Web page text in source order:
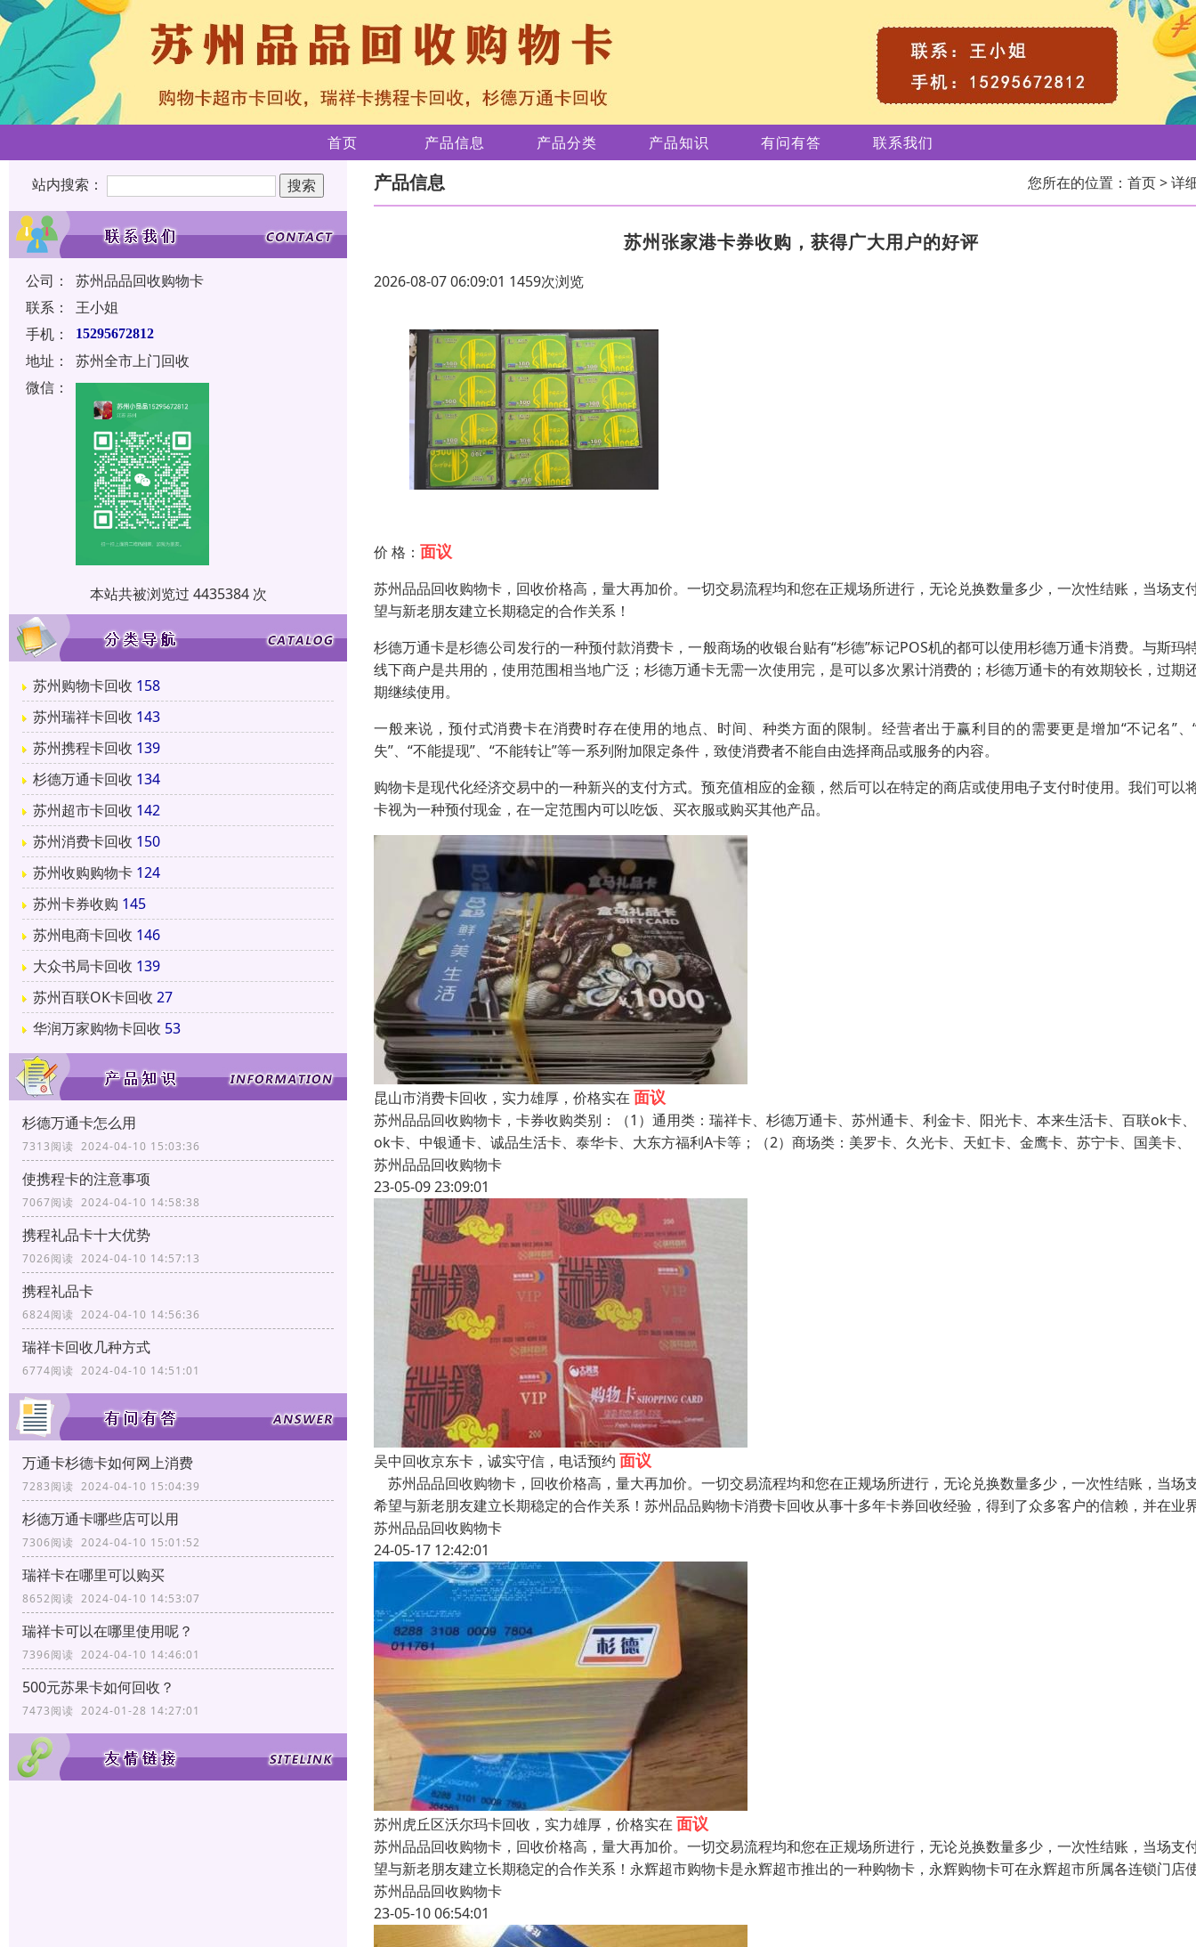
首页 产品信息 产品分类 产品知识 有问有答 联系我们
站内搜索：
公司：
苏州品品回收购物卡
联系：
王小姐
手机：
15295672812
地址：
苏州全市上门回收
微信：
本站共被浏览过 4435384 次
苏州购物卡回收 158
苏州瑞祥卡回收 143
苏州携程卡回收 139
杉德万通卡回收 134
苏州超市卡回收 142
苏州消费卡回收 150
苏州收购购物卡 124
苏州卡券收购 145
苏州电商卡回收 146
大众书局卡回收 139
苏州百联OK卡回收 27
华润万家购物卡回收 53
杉德万通卡怎么用
7313阅读 2024-04-10 15:03:36
使携程卡的注意事项
7067阅读 2024-04-10 14:58:38
携程礼品卡十大优势
7026阅读 2024-04-10 14:57:13
携程礼品卡
6824阅读 2024-04-10 14:56:36
瑞祥卡回收几种方式
6774阅读 2024-04-10 14:51:01
万通卡杉德卡如何网上消费
7283阅读 2024-04-10 15:04:39
杉德万通卡哪些店可以用
7306阅读 2024-04-10 15:01:52
瑞祥卡在哪里可以购买
8652阅读 2024-04-10 14:53:07
瑞祥卡可以在哪里使用呢？
7396阅读 2024-04-10 14:46:01
500元苏果卡如何回收？
7473阅读 2024-01-28 14:27:01
产品信息 您所在的位置： 首页> 详
苏州张家港卡券收购，获得广大用户的好评
2026-08-07 06:09:01 1459次浏览
价 格： 面议
苏州品品回收购物卡，回收价格高，量大再加价。一切交易流程均和您在正规场所进行，无论兑换数量多少，一次性结账，当场支
望与新老朋友建立长期稳定的合作关系！
杉德万通卡是杉德公司发行的一种预付款消费卡，一般商场的收银台贴有“杉德”标记POS机的都可以使用杉德万通卡消费。与斯玛
线下商户是共用的，使用范围相当地广泛；杉德万通卡无需一次使用完，是可以多次累计消费的；杉德万通卡的有效期较长，过期
期继续使用。
一般来说，预付式消费卡在消费时存在使用的地点、时间、种类方面的限制。经营者出于赢利目的的需要更是增加“不记名”、
失”、“不能提现”、“不能转让”等一系列附加限定条件，致使消费者不能自由选择商品或服务的内容。
购物卡是现代化经济交易中的一种新兴的支付方式。预充值相应的金额，然后可以在特定的商店或使用电子支付时使用。我们可以
卡视为一种预付现金，在一定范围内可以吃饭、买衣服或购买其他产品。
昆山市消费卡回收，实力雄厚，价格实在 面议
苏州品品回收购物卡，卡券收购类别：（1）通用类：瑞祥卡、杉德万通卡、苏州通卡、利金卡、阳光卡、本来生活卡、百联ok卡
ok卡、中银通卡、诚品生活卡、泰华卡、大东方福利A卡等；（2）商场类：美罗卡、久光卡、天虹卡、金鹰卡、苏宁卡、国美卡、
苏州品品回收购物卡
23-05-09 23:09:01
吴中回收京东卡，诚实守信，电话预约 面议
苏州品品回收购物卡，回收价格高，量大再加价。一切交易流程均和您在正规场所进行，无论兑换数量多少，一次性结账，当场
希望与新老朋友建立长期稳定的合作关系！苏州品品购物卡消费卡回收从事十多年卡券回收经验，得到了众多客户的信赖，并在业
苏州品品回收购物卡
24-05-17 12:42:01
苏州虎丘区沃尔玛卡回收，实力雄厚，价格实在 面议
苏州品品回收购物卡，回收价格高，量大再加价。一切交易流程均和您在正规场所进行，无论兑换数量多少，一次性结账，当场支
望与新老朋友建立长期稳定的合作关系！永辉超市购物卡是永辉超市推出的一种购物卡，永辉购物卡可在永辉超市所属各连锁门店
苏州品品回收购物卡
23-05-10 06:54:01